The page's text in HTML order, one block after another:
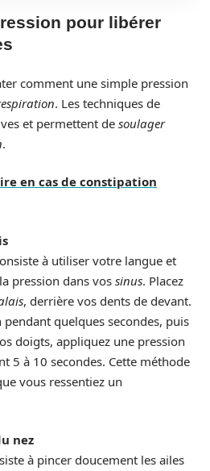
pour libérer
comment une simple pression
. Les techniques de
et permettent de soulager
.
en cas de constipation
à utiliser votre langue et
pression dans vos sinus. Placez
, derrière vos dents de devant.
quelques secondes, puis
doigts, appliquez une pression
5 à 10 secondes. Cette méthode
vous ressentiez un
nez
à pincer doucement les ailes